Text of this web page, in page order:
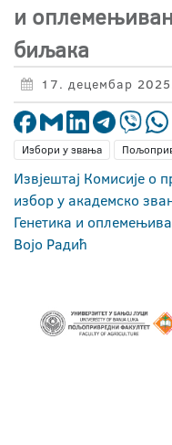
и
биљака
17. децембар
Избори у звања
Извјештај Комисије о
избор у академско
Генетика и
Војо Радић